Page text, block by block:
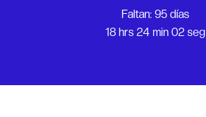
Faltan: 95 días
18 hrs 24 min 02 seg